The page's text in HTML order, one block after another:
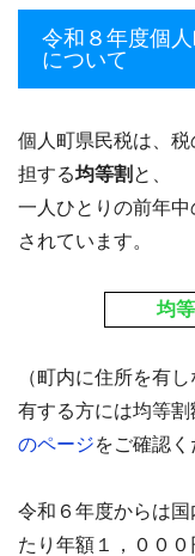
令和８年度個
について
個人町県民税は、
担する均等割 と、
一人ひとりの前年
されています。
均
（町内に住所を有
有する方には均等
のページをご確認く
令和６年度からは
たり年額１，００